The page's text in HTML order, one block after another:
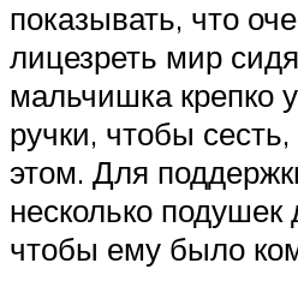
показывать, что
лицезреть мир
мальчишка крепко
ручки, чтобы
этом. Для
несколько подушек
чтобы ему было